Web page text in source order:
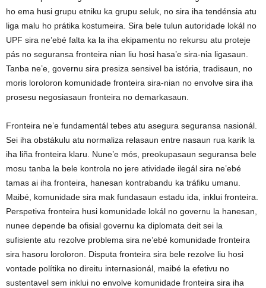
ho ema husi grupu etniku ka grupu seluk, no sira iha tendénsia atu
liga malu ho prátika kostumeira. Sira bele tulun autoridade lokál no
UPF sira ne’ebé falta ka la iha ekipamentu no rekursu atu proteje
pás no seguransa fronteira nian liu hosi hasa’e sira-nia ligasaun.
Tanba ne’e, governu sira presiza sensivel ba istória, tradisaun, no
moris loroloron komunidade fronteira sira-nian no envolve sira iha
prosesu negosiasaun fronteira no demarkasaun.
Fronteira ne’e fundamentál tebes atu asegura seguransa nasionál.
Sei iha obstákulu atu normaliza relasaun entre nasaun rua karik la
iha liña fronteira klaru. Nune’e mós, preokupasaun seguransa bele
mosu tanba la bele kontrola no jere atividade ilegál sira ne’ebé
tamas ai iha fronteira, hanesan kontrabandu ka tráfiku umanu.
Maibé, komunidade sira mak fundasaun estadu ida, inklui fronteira.
Perspetiva fronteira husi komunidade lokál no governu la hanesan,
nunee depende ba ofisial governu ka diplomata deit sei la
sufisiente atu rezolve problema sira ne’ebé komunidade fronteira
sira hasoru loroloron. Disputa fronteira sira bele rezolve liu hosi
vontade polítika no direitu internasionál, maibé la efetivu no
sustentavel sem inklui no envolve komunidade fronteira sira iha